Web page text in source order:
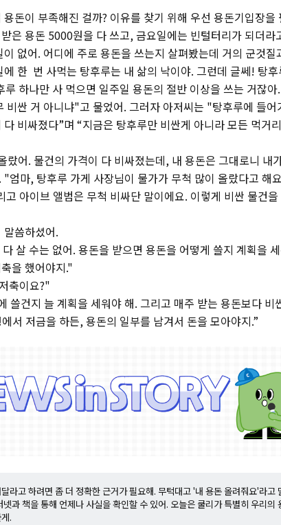
돈이 부족해진 걸까? 이유를 찾기 위해 우선 용돈기입장을
은 용돈 5000원을 다 쓰고, 금요일에는 빈털터리가 되더라
없어. 어디에 주로 용돈을 쓰는지 살펴봤는데 거의 군것질
한 번 사먹는 탕후루는 내 삶의 낙이야. 그런데 글쎄! 탕
하나만 사 먹으면 일주일 용돈의 절반 이상을 쓰는 거잖
비싼 거 아니냐"고 물었어. 그러자 아저씨는 "탕후루에 들어
비싸졌다”며 “지금은 탕후루만 비싼게 아니라 모든 먹거
랐어. 물건의 가격이 다 비싸졌는데, 내 용돈은 그대로니 내
엄마, 탕후루 가게 사장님이 물가가 무척 많이 올랐다고 해
고 아이브 앨범은 무척 비싸단 말이에요. 이렇게 비싼 물건
씀하셨어.
살 수는 없어. 용돈을 받으면 용돈을 어떻게 쓸지 계획을
을 했어야지."
축이요?"
쓸건지 늘 계획을 세워야 해. 그리고 매주 받는 용돈보다 비
서 저금을 하든, 용돈의 일부를 남겨서 돈을 모아야지.”
라고 하려면 좀 더 정확한 근거가 필요해. 무턱대고 '내 용돈 올려줘요'라고
과 책을 통해 언제나 사실을 확인할 수 있어. 오늘은 쿨리가 특별히 우리의
.